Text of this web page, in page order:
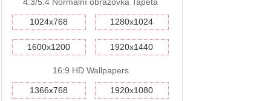
1024x768 1280x1024
1600x1200 1920x1440
16:9 HD Wallpapers
1366x768 1920x1080